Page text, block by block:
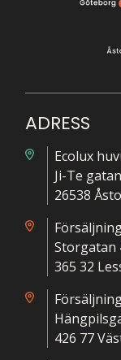
ADRESS
Ecolux
Ji-Te
26538
Storgatan
365 32
426 77